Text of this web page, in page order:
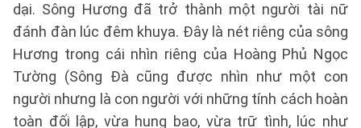
dại. Sông Hương đã trở thành một người tài nữ
đánh đàn lúc đêm khuya. Đây là nét riêng của sông
Hương trong cái nhìn riêng của Hoàng Phủ Ngọc
Tường (Sông Đà cũng được nhìn như một con
người nhưng là con người với những tính cách hoàn
toàn đối lập, vừa hung bao, vừa trữ tình, lúc như